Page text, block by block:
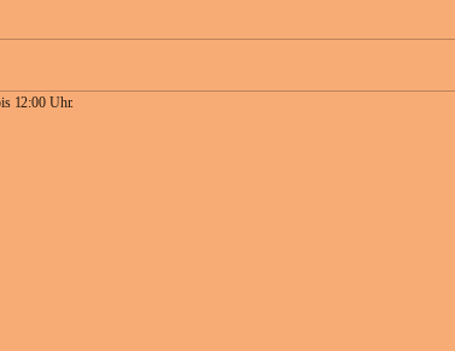
12:00 Uhr.